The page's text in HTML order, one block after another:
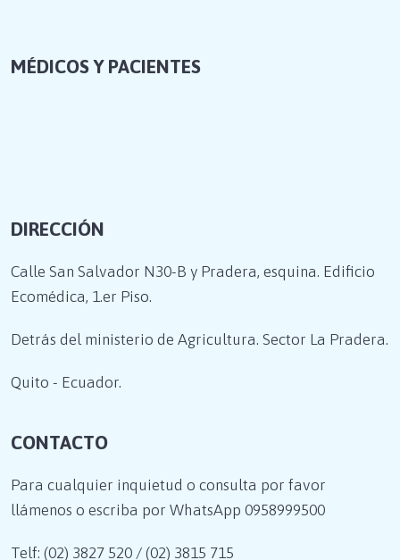
MÉDICOS Y PACIENTES
DIRECCIÓN
Calle San Salvador N30-B y Pradera, esquina. Edificio
Ecomédica, 1.er Piso.
Detrás del ministerio de Agricultura. Sector La Pradera.
Quito - Ecuador.
CONTACTO
Para cualquier inquietud o consulta por favor
llámenos o escriba por WhatsApp 0958999500
Telf: (02) 3827 520 / (02) 3815 715